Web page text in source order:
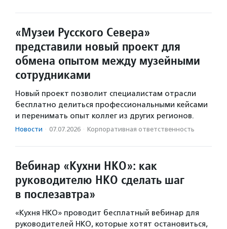
«Музеи Русского Севера»
представили новый проект для
обмена опытом между музейными
сотрудниками
Новый проект позволит специалистам отрасли
бесплатно делиться профессиональными кейсами
и перенимать опыт коллег из других регионов.
Новости · 07.07.2026 · Корпоративная ответственность
Вебинар «Кухни НКО»: как
руководителю НКО сделать шаг
в послезавтра»
«Кухня НКО» проводит бесплатный вебинар для
руководителей НКО, которые хотят остановиться,